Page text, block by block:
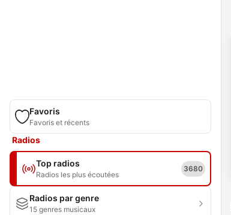
Favoris
Favoris et récents
Radios
Top radios
Radios les plus écoutées
3680
Radios par genre
15 genres musicaux